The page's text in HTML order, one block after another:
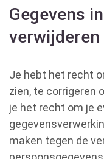
Gegevens
verwijderen
Je hebt het recht
zien, te corrigeren
je het recht om je
maken tegen de